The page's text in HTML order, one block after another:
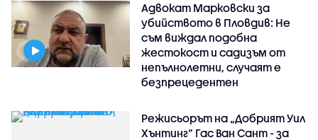
Адвокат Марковски за
убийството в Пловдив: Не
съм виждал подобна
жестокост и садизъм от
непълнолетни, случаят е
безпрецедентен
Режисьорът на „Добрият Уил
Хънтинг“ Гас Ван Сант - за